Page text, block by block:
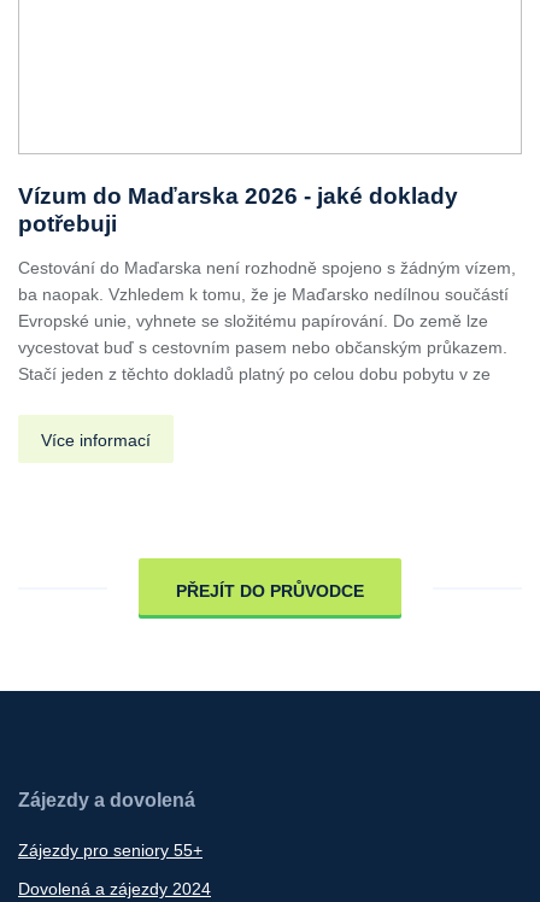
Vízum do Maďarska 2026 - jaké doklady
potřebuji
Cestování do Maďarska není rozhodně spojeno s žádným vízem,
ba naopak. Vzhledem k tomu, že je Maďarsko nedílnou součástí
Evropské unie, vyhnete se složitému papírování. Do země lze
vycestovat buď s cestovním pasem nebo občanským průkazem.
Stačí jeden z těchto dokladů platný po celou dobu pobytu v ze
Více informací
PŘEJÍT DO PRŮVODCE
Zájezdy a dovolená
Zájezdy pro seniory 55+
Dovolená a zájezdy 2024